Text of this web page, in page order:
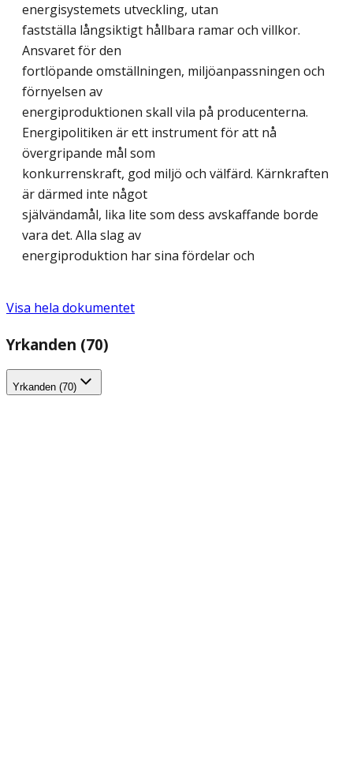
energisystemets utveckling, utan
fastställa långsiktigt hållbara ramar och villkor.
Ansvaret för den
fortlöpande omställningen, miljöanpassningen och
förnyelsen av
energiproduktionen skall vila på producenterna.
Energipolitiken är ett instrument för att nå
övergripande mål som
konkurrenskraft, god miljö och välfärd. Kärnkraften
är därmed inte något
självändamål, lika lite som dess avskaffande borde
vara det. Alla slag av
energiproduktion har sina fördelar och
Visa hela dokumentet
Yrkanden (70)
Yrkanden (70)